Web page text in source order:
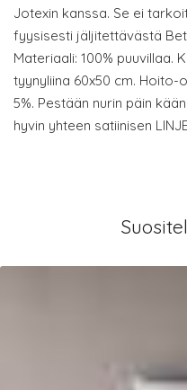
Jotexin kanssa. Se ei
fyysisesti jäljitettävästä
Materiaali: 100% puuvillaa.
tyynyliina 60x50 cm. Hoito-
5%. Pestään nurin päin
hyvin yhteen satiinisen